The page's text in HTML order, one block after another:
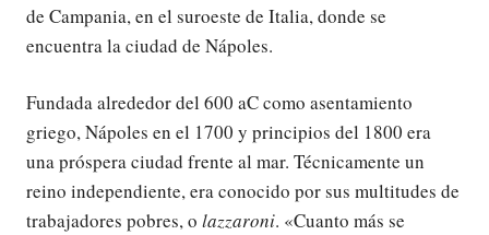
de Campania, en el suroeste de Italia, donde se
encuentra la ciudad de Nápoles.
Fundada alrededor del 600 aC como asentamiento
griego, Nápoles en el 1700 y principios del 1800 era
una próspera ciudad frente al mar. Técnicamente un
reino independiente, era conocido por sus multitudes de
trabajadores pobres, o lazzaroni. «Cuanto más se